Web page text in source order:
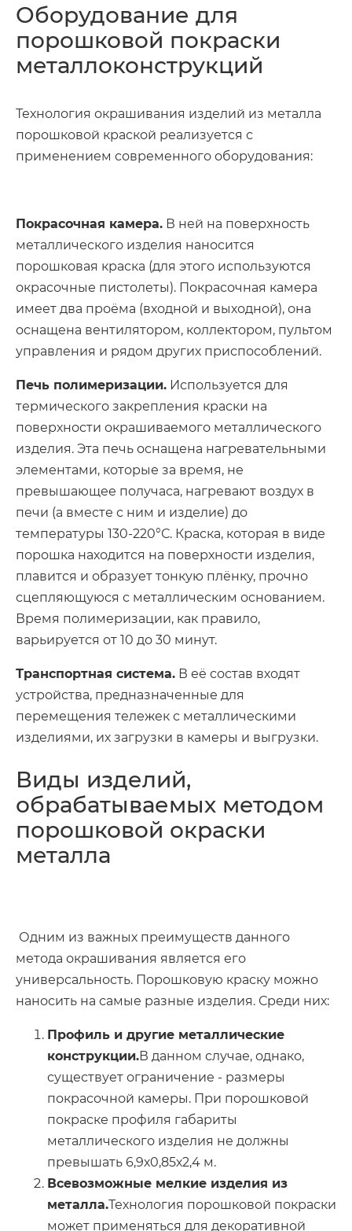
Оборудование для
порошковой покраски
металлоконструкций
Технология окрашивания изделий из металла
порошковой краской реализуется с
применением современного оборудования:
Покрасочная камера. В ней на поверхность
металлического изделия наносится
порошковая краска (для этого используются
окрасочные пистолеты). Покрасочная камера
имеет два проёма (входной и выходной), она
оснащена вентилятором, коллектором, пультом
управления и рядом других приспособлений.
Печь полимеризации. Используется для
термического закрепления краски на
поверхности окрашиваемого металлического
изделия. Эта печь оснащена нагревательными
элементами, которые за время, не
превышающее получаса, нагревают воздух в
печи (а вместе с ним и изделие) до
температуры 130-220°С. Краска, которая в виде
порошка находится на поверхности изделия,
плавится и образует тонкую плёнку, прочно
сцепляющуюся с металлическим основанием.
Время полимеризации, как правило,
варьируется от 10 до 30 минут.
Транспортная система. В её состав входят
устройства, предназначенные для
перемещения тележек с металлическими
изделиями, их загрузки в камеры и выгрузки.
Виды изделий,
обрабатываемых методом
порошковой окраски
металла
Одним из важных преимуществ данного
метода окрашивания является его
универсальность. Порошковую краску можно
наносить на самые разные изделия. Среди них:
Профиль и другие металлические
конструкции.В данном случае, однако,
существует ограничение - размеры
покрасочной камеры. При порошковой
покраске профиля габариты
металлического изделия не должны
превышать 6,9х0,85х2,4 м.
Всевозможные мелкие изделия из
металла.Технология порошковой покраски
может применяться для декоративной